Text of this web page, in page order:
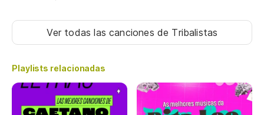
Ver todas las canciones de Tribalistas
Playlists relacionadas